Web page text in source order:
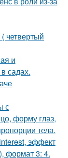
четвертый
и
садах.
с
форму глаз,
тела.
эффект
формат 3: 4.